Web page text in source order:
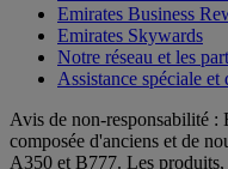
Emirates Business
Emirates Skywards
Notre réseau et les
Assistance spéciale et
Avis de non-responsabilité :
composée d'anciens et de
A350 et B777. Les produits,